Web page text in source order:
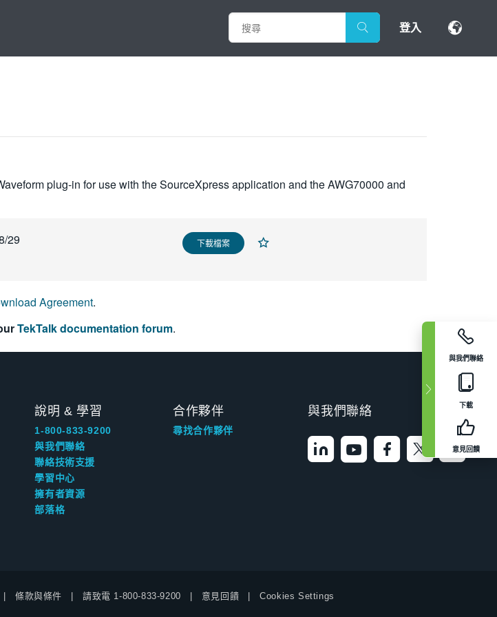
登入
與我們聯絡
下載
意見回饋
plug-in for use with the SourceXpress application and the AWG70000 and
29 下載檔案
Agreement.
TekTalk documentation forum.
說明 & 學習
1-800-833-9200
與我們聯絡
聯絡技術支援
學習中心
擁有者資源
部落格
合作夥伴
尋找合作夥伴
與我們聯絡
條款與條件 請致電 1-800-833-9200 意見回饋 Cookies Settings